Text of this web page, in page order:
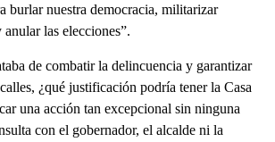
burlar nuestra democracia, militarizar
anular las elecciones”.
de combatir la delincuencia y garantizar
¿qué justificación podría tener la Casa
una acción tan excepcional sin ninguna
con el gobernador, el alcalde ni la